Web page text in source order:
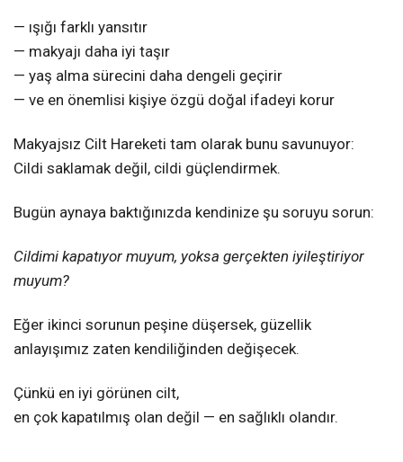
— ışığı farklı yansıtır
— makyajı daha iyi taşır
— yaş alma sürecini daha dengeli geçirir
— ve en önemlisi kişiye özgü doğal ifadeyi korur
Makyajsız Cilt Hareketi tam olarak bunu savunuyor:
Cildi saklamak değil, cildi güçlendirmek.
Bugün aynaya baktığınızda kendinize şu soruyu sorun:
Cildimi kapatıyor muyum, yoksa gerçekten iyileştiriyor
muyum?
Eğer ikinci sorunun peşine düşersek, güzellik
anlayışımız zaten kendiliğinden değişecek.
Çünkü en iyi görünen cilt,
en çok kapatılmış olan değil — en sağlıklı olandır.